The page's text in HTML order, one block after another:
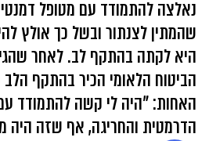
שהמתין לצנתור ובשל כך אולץ
היא לקתה בהתקף לב. לאחר
הביטוח הלאומי הכיר בהתקף
האחות: "היה לי קשה להתמודד
הדרמטית והחריגה, אף שזה